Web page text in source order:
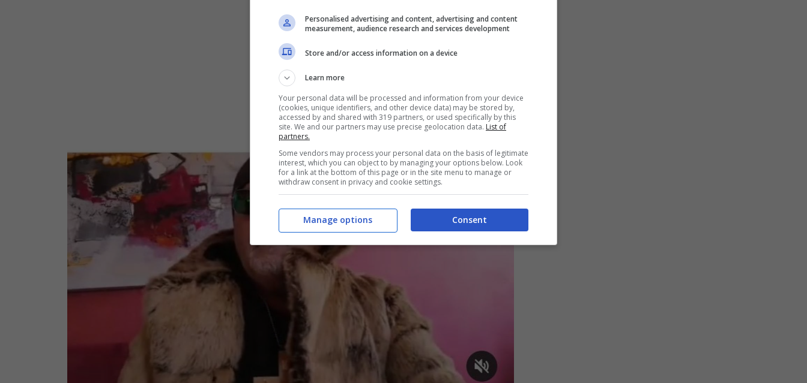
Personalised advertising and content, advertising and content
measurement, audience research and services development
Store and/or access information on a device
Learn more
Your personal data will be processed and information from your device
(cookies, unique identifiers, and other device data) may be stored by,
accessed by and shared with 319 partners, or used specifically by this
site. We and our partners may use precise geolocation data. List of
partners.
Some vendors may process your personal data on the basis of legitimate
interest, which you can object to by managing your options below. Look
for a link at the bottom of this page or in the site menu to manage or
withdraw consent in privacy and cookie settings.
Consent
Manage options